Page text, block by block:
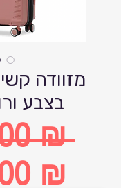
מזוודה
בצבע
₪
₪